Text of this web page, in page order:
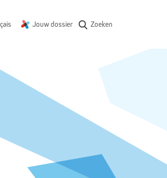
Jouw dossier Zoeken